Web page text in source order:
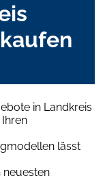
in Landkreis
lässt
neuesten